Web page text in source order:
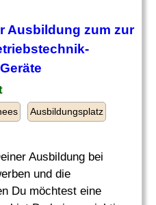
Ausbildung zum zur
Ausbildungsplatz
Ausbildung bei
und die
Du möchtest eine